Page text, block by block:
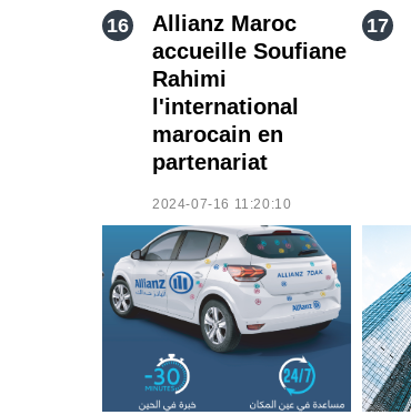
Allianz Maroc
accueille Soufiane
Rahimi
l'international
marocain en
partenariat
2024-07-16 11:20:10